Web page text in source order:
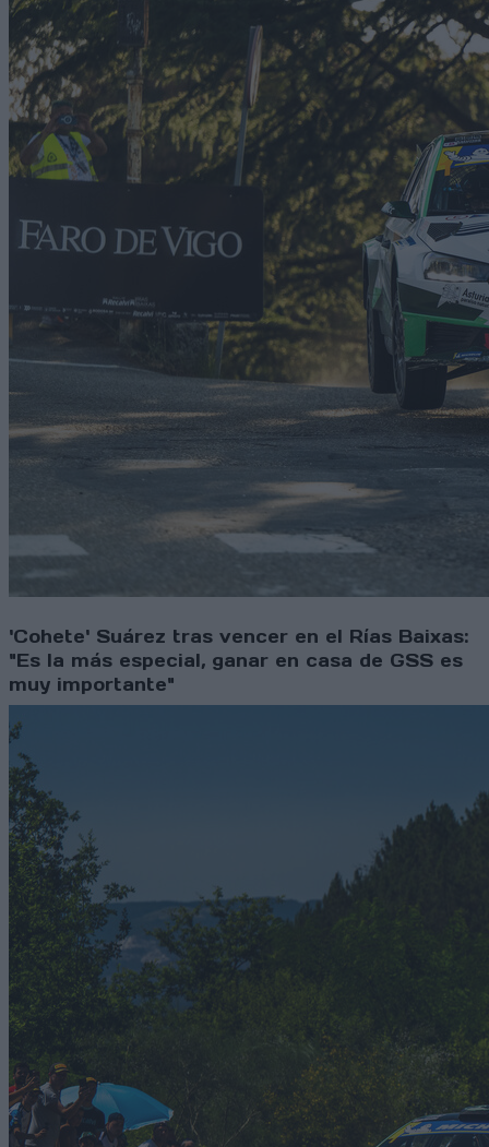
'Cohete' Suárez tras vencer en el Rías Baixas:
"Es la más especial, ganar en casa de GSS es
muy importante"